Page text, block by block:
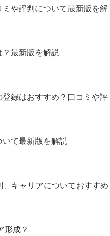
や評判について最新版を解
最新版を解説
録はおすすめ？口コミや評
て最新版を解説
キャリアについておすすめ
形成？